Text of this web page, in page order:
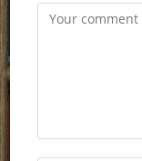
Comment